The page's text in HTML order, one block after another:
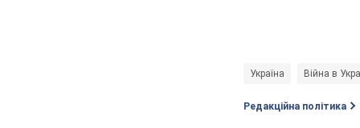
Україна Війна в
Редакційна політика